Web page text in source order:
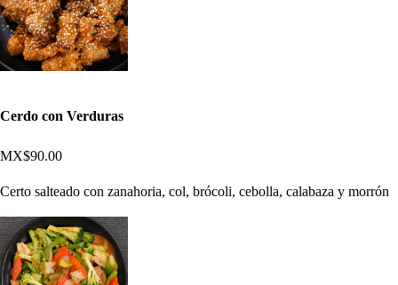
Cerdo con Verduras
MX$90.00
Certo salteado con zanahoria, col, brócoli, cebolla, calabaza y morrón